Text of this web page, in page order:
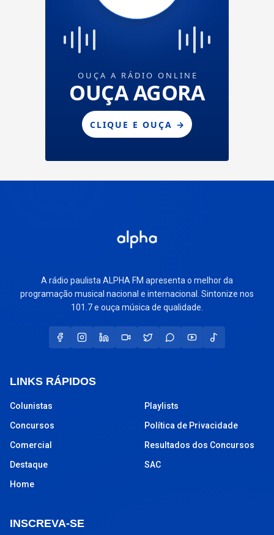
A rádio paulista ALPHA FM apresenta o melhor da
programação musical nacional e internacional. Sintonize nos
101.7 e ouça música de qualidade.
LINKS RÁPIDOS
Colunistas
Concursos
Comercial
Destaque
Home
Playlists
Política de Privacidade
Resultados dos Concursos
SAC
INSCREVA-SE